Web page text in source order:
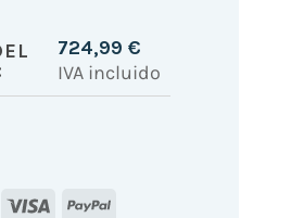
724,99 €
IVA incluido
Visa
PayPal